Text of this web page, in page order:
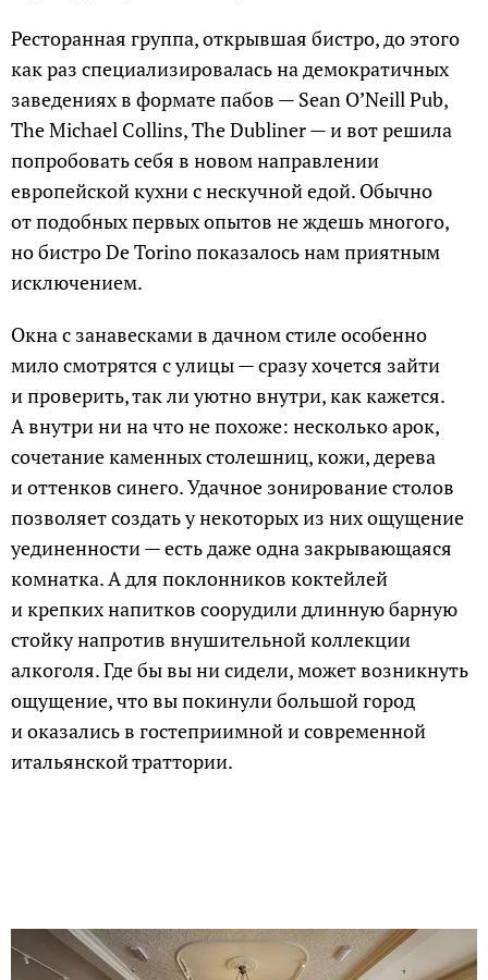
Ресторанная группа, открывшая бистро, до этого
как раз специализировалась на демократичных
заведениях в формате пабов — Sean O’Neill Pub,
The Michael Collins, The Dubliner — и вот решила
попробовать себя в новом направлении
европейской кухни с нескучной едой. Обычно
от подобных первых опытов не ждешь многого,
но бистро De Torino показалось нам приятным
исключением.
Окна с занавесками в дачном стиле особенно
мило смотрятся с улицы — сразу хочется зайти
и проверить, так ли уютно внутри, как кажется.
А внутри ни на что не похоже: несколько арок,
сочетание каменных столешниц, кожи, дерева
и оттенков синего. Удачное зонирование столов
позволяет создать у некоторых из них ощущение
уединенности — есть даже одна закрывающаяся
комнатка. А для поклонников коктейлей
и крепких напитков соорудили длинную барную
стойку напротив внушительной коллекции
алкоголя. Где бы вы ни сидели, может возникнуть
ощущение, что вы покинули большой город
и оказались в гостеприимной и современной
итальянской траттории.